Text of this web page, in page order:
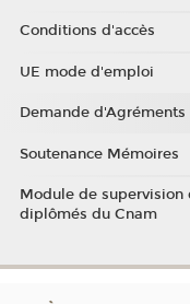
Conditions d'accès
UE mode d'emploi
Demande d'Agréments
Soutenance Mémoires
Module de supervision
diplômés du Cnam